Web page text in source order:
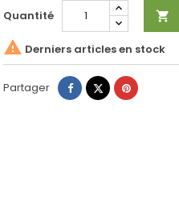
Quantité 
 Derniers articles en stock
Partager PartagerTweetPinterest